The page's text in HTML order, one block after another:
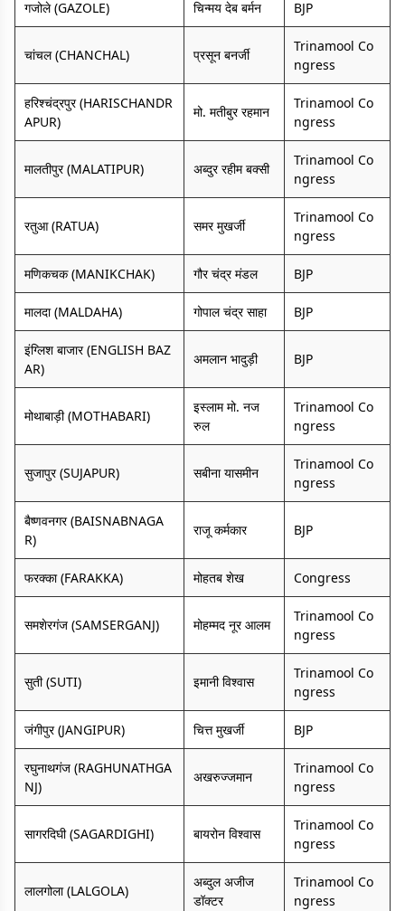
गजोले (GAZOLE) चिन्मय देब बर्मन BJP
चांचल (CHANCHAL) प्रसून बनर्जी
Trinamool Co
ngress
हरिश्चंद्रपुर (HARISCHANDR
APUR)
मो. मतीबुर रहमान
Trinamool Co
ngress
मालतीपुर (MALATIPUR) अब्दुर रहीम बक्सी
Trinamool Co
ngress
रतुआ (RATUA) समर मुखर्जी
Trinamool Co
ngress
मणिकचक (MANIKCHAK) गौर चंद्र मंडल BJP
मालदा (MALDAHA) गोपाल चंद्र साहा BJP
इंग्लिश बाजार (ENGLISH BAZ
AR)
अमलान भादुड़ी BJP
मोथाबाड़ी (MOTHABARI)
इस्लाम मो. नज
रुल
Trinamool Co
ngress
सुजापुर (SUJAPUR) सबीना यासमीन
Trinamool Co
ngress
बैष्णवनगर (BAISNABNAGA
R)
राजू कर्मकार BJP
फरक्का (FARAKKA) मोहतब शेख Congress
समशेरगंज (SAMSERGANJ) मोहम्मद नूर आलम
Trinamool Co
ngress
सुती (SUTI) इमानी विश्वास
Trinamool Co
ngress
जंगीपुर (JANGIPUR) चित्त मुखर्जी BJP
रघुनाथगंज (RAGHUNATHGA
NJ)
अखरुज्जमान
Trinamool Co
ngress
सागरदिघी (SAGARDIGHI) बायरोन विश्वास
Trinamool Co
ngress
लालगोला (LALGOLA)
अब्दुल अजीज
डॉक्टर
Trinamool Co
ngress